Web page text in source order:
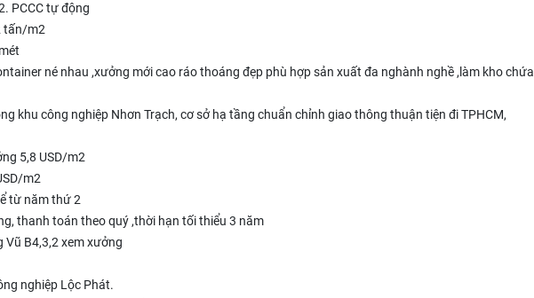
PCCC tự động
tấn/m2
né nhau ,xưởng mới cao ráo thoáng đẹp phù hợp sản xuất đa nghành nghề ,làm kho chứa
khu công nghiệp Nhơn Trạch, cơ sở hạ tầng chuẩn chỉnh giao thông thuận tiện đi TPHCM,
5,8 USD/m2
m2
từ năm thứ 2
thanh toán theo quý ,thời hạn tối thiểu 3 năm
Vũ B4,3,2 xem xưởng
nghiệp Lộc Phát.